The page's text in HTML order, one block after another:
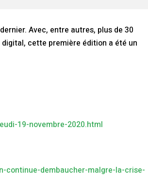
Avec, entre autres, plus de 30
cette première édition a été un
19-novembre-2020.html
continue-dembaucher-malgre-la-crise-